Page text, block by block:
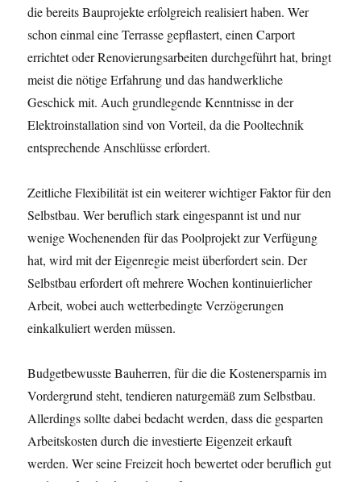
die bereits Bauprojekte erfolgreich realisiert haben. Wer
schon einmal eine Terrasse gepflastert, einen Carport
errichtet oder Renovierungsarbeiten durchgeführt hat, bringt
meist die nötige Erfahrung und das handwerkliche
Geschick mit. Auch grundlegende Kenntnisse in der
Elektroinstallation sind von Vorteil, da die Pooltechnik
entsprechende Anschlüsse erfordert.
Zeitliche Flexibilität ist ein weiterer wichtiger Faktor für den
Selbstbau. Wer beruflich stark eingespannt ist und nur
wenige Wochenenden für das Poolprojekt zur Verfügung
hat, wird mit der Eigenregie meist überfordert sein. Der
Selbstbau erfordert oft mehrere Wochen kontinuierlicher
Arbeit, wobei auch wetterbedingte Verzögerungen
einkalkuliert werden müssen.
Budgetbewusste Bauherren, für die die Kostenersparnis im
Vordergrund steht, tendieren naturgemäß zum Selbstbau.
Allerdings sollte dabei bedacht werden, dass die gesparten
Arbeitskosten durch die investierte Eigenzeit erkauft
werden. Wer seine Freizeit hoch bewertet oder beruflich gut